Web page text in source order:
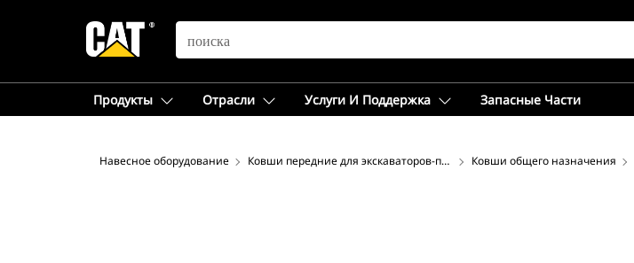
SEARCH
Продукты Отрасли Услуги И Поддержка Запасные Части
Навесное оборудование Ковши передние для экскаваторов-погрузчиков Ковши общего назначения